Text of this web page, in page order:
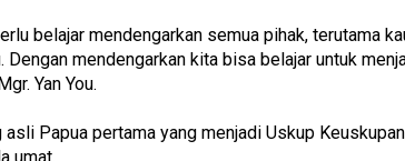
belajar mendengarkan semua pihak, terutama
mendengarkan kita bisa belajar untuk
Yan You.
asli Papua pertama yang menjadi Uskup